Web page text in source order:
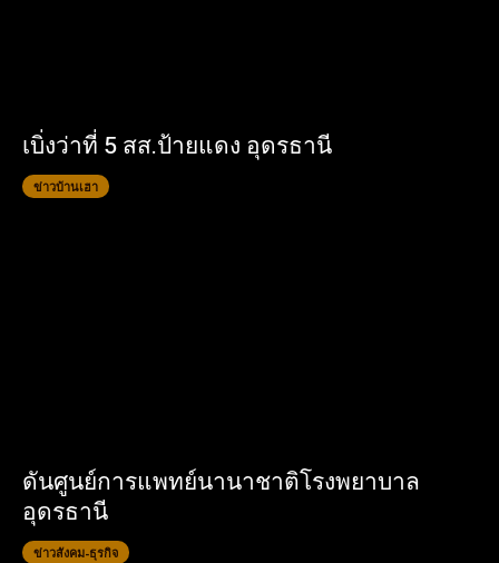
เบิ่งว่าที่ 5 สส.ป้ายแดง อุดรธานี
ข่าวบ้านเฮา
ดันศูนย์การแพทย์นานาชาติโรงพยาบาล
อุดรธานี
ข่าวสังคม-ธุรกิจ